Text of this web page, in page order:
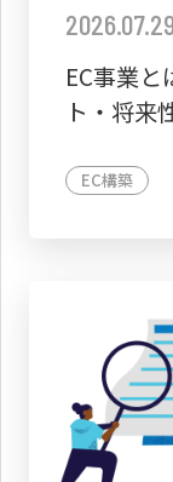
EC事業
ト・将来
EC構築